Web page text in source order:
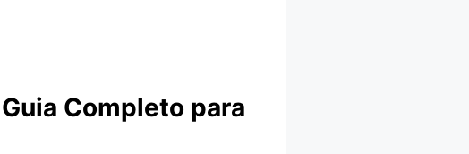
Completo para